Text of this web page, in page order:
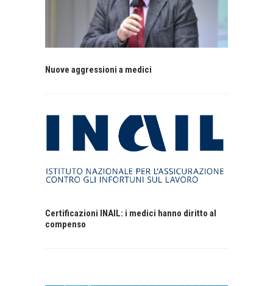
Nuove aggressioni a medici
Certificazioni INAIL: i medici hanno diritto al
compenso